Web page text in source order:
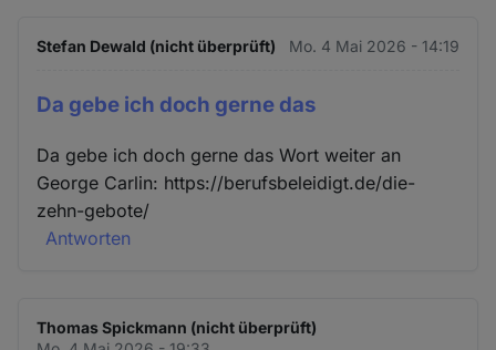
Stefan Dewald (nicht überprüft) Mo. 4 Mai 2026 - 14:19
Da gebe ich doch gerne das
Da gebe ich doch gerne das Wort weiter an
George Carlin: https://berufsbeleidigt.de/die-
zehn-gebote/
Antworten
Thomas Spickmann (nicht überprüft)